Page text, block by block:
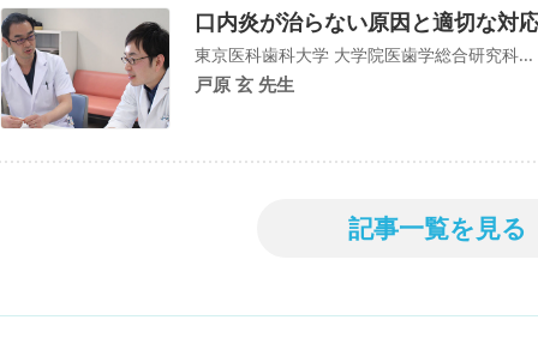
口内炎が治らない原因と適切な対
東京医科歯科大学 大学院医歯学総合研究科...
戸原 玄 先生
記事一覧を見る